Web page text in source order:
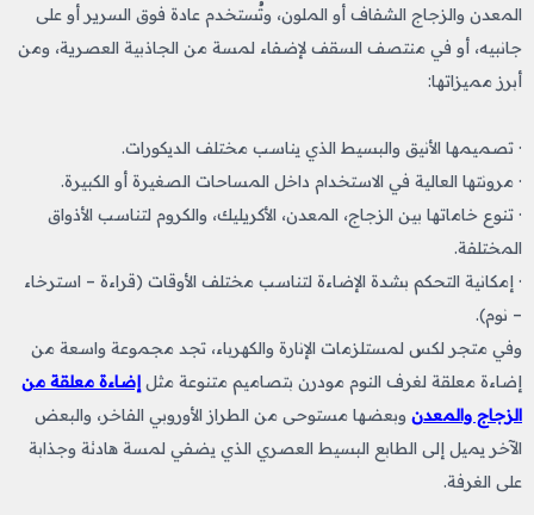
المعدن والزجاج الشفاف أو الملون، وتُستخدم عادة فوق السرير أو على
جانبيه، أو في منتصف السقف لإضفاء لمسة من الجاذبية العصرية، ومن
أبرز مميزاتها:
· تصميمها الأنيق والبسيط الذي يناسب مختلف الديكورات.
· مرونتها العالية في الاستخدام داخل المساحات الصغيرة أو الكبيرة.
· تنوع خاماتها بين الزجاج، المعدن، الأكريليك، والكروم لتناسب الأذواق
المختلفة.
· إمكانية التحكم بشدة الإضاءة لتناسب مختلف الأوقات (قراءة – استرخاء
– نوم).
وفي متجر لكس لمستلزمات الإنارة والكهرباء، تجد مجموعة واسعة من
إضاءة معلقة لغرف النوم مودرن بتصاميم متنوعة مثل إضاءة معلقة من
الزجاج والمعدن وبعضها مستوحى من الطراز الأوروبي الفاخر، والبعض
الآخر يميل إلى الطابع البسيط العصري الذي يضفي لمسة هادئة وجذابة
على الغرفة.